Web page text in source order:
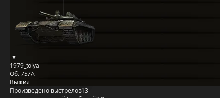
1979_tolya
Об. 757А
Выжил
Произведено выстрелов13